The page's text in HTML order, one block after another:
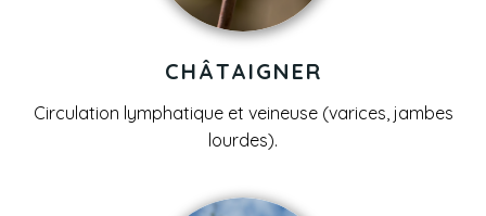
CHÂTAIGNER
Circulation lymphatique et veineuse (varices, jambes
lourdes).